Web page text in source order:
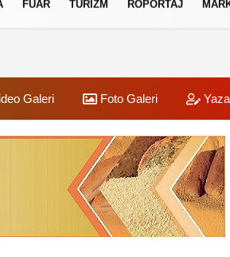
FUAR TURIZM RÖPORTAJ
Galeri Foto Galeri